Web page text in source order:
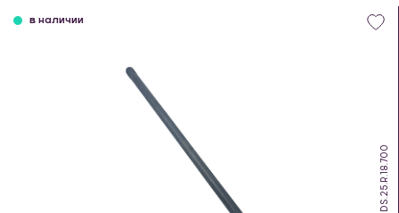
DS.25.R.18.700
в наличии